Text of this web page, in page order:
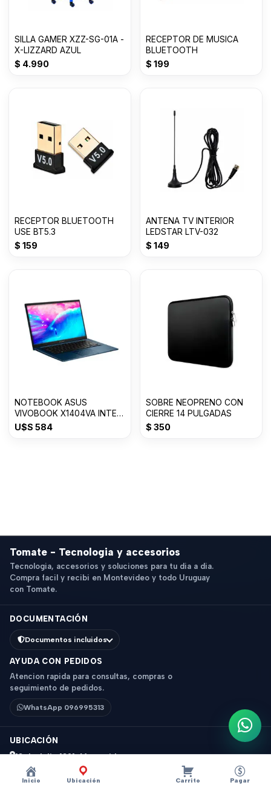
Inicio Ubicación Carrito Pagar
SILLA GAMER XZZ-SG-01A -
X-LIZZARD AZUL
$ 4.990
RECEPTOR DE MUSICA
BLUETOOTH
$ 199
RECEPTOR BLUETOOTH
USE BT5.3
$ 159
ANTENA TV INTERIOR
LEDSTAR LTV-032
$ 149
NOTEBOOK ASUS
VIVOBOOK X1404VA INTEL
CORE i3 8GB/128GB SSD
U$S 584
SOBRE NEOPRENO CON
CIERRE 14 PULGADAS
$ 350
Tomate - Tecnologia y accesorios
Tecnologia, accesorios y soluciones para tu dia a dia.
Compra facil y recibi en Montevideo y todo Uruguay
con Tomate.
DOCUMENTACIÓN
Documentos incluidos
AYUDA CON PEDIDOS
Atencion rapida para consultas, compras o
seguimiento de pedidos.
WhatsApp 096995313
UBICACIÓN
18 de Julio 1831, Montevideo
Horario: 9 a 18 hs